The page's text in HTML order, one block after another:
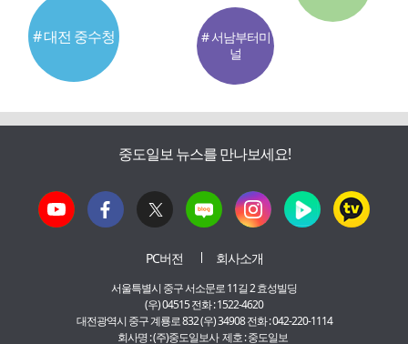
# 대전 중수청
# 서남부터미
널
중도일보 뉴스를 만나보세요!
PC버전 회사소개
서울특별시 중구 서소문로 11길 2 효성빌딩
(우) 04515 전화 : 1522-4620
대전광역시 중구 계룡로 832 (우) 34908 전화 : 042-220-1114
회사명 : (주)중도일보사 제호 : 중도일보